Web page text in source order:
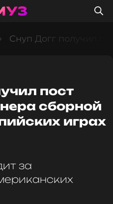
Снуп Догг получил
пост
сборной
играх
за